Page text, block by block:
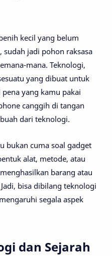
kecil yang belum
sudah jadi pohon raksasa
mana. Teknologi,
yang dibuat untuk
yang kamu pakai
canggih di tangan
dari teknologi.
bukan cuma soal gadget
alat, metode, atau
barang atau
bisa dibilang teknologi
segala aspek
dan Sejarah